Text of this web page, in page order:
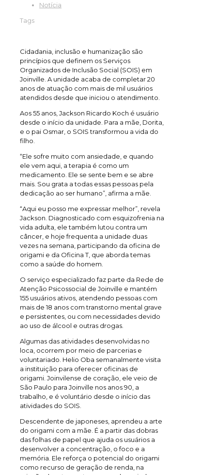
Notícia
Tags
Cidadania, inclusão e humanização são
princípios que definem os Serviços
Organizados de Inclusão Social (SOIS) em
Joinville. A unidade acaba de completar 20
anos de atuação com mais de mil usuários
atendidos desde que iniciou o atendimento.
Aos 55 anos, Jackson Ricardo Koch é usuário
desde o início da unidade. Para a mãe, Dorita,
e o pai Osmar, o SOIS transformou a vida do
filho.
“Ele sofre muito com ansiedade, e quando
ele vem aqui, a terapia é como um
medicamento. Ele se sente bem e se abre
mais. Sou grata a todas essas pessoas pela
dedicação ao ser humano”, afirma a mãe.
“Aqui eu posso me expressar melhor”, revela
Jackson. Diagnosticado com esquizofrenia na
vida adulta, ele também lutou contra um
câncer, e hoje frequenta a unidade duas
vezes na semana, participando da oficina de
origami e da Oficina T, que aborda temas
como a saúde do homem.
O serviço especializado faz parte da Rede de
Atenção Psicossocial de Joinville e mantém
155 usuários ativos, atendendo pessoas com
mais de 18 anos com transtorno mental grave
e persistentes, ou com necessidades devido
ao uso de álcool e outras drogas.
Algumas das atividades desenvolvidas no
loca, ocorrem por meio de parcerias e
voluntariado. Helio Oba semanalmente visita
a instituição para oferecer oficinas de
origami. Joinvilense de coração, ele veio de
São Paulo para Joinville nos anos 90, a
trabalho, e é voluntário desde o início das
atividades do SOIS.
Descendente de japoneses, aprendeu a arte
do origami com a mãe. É a partir das dobras
das folhas de papel que ajuda os usuários a
desenvolver a concentração, o foco e a
memória. Ele reforça o potencial do origami
como recurso de geração de renda, na